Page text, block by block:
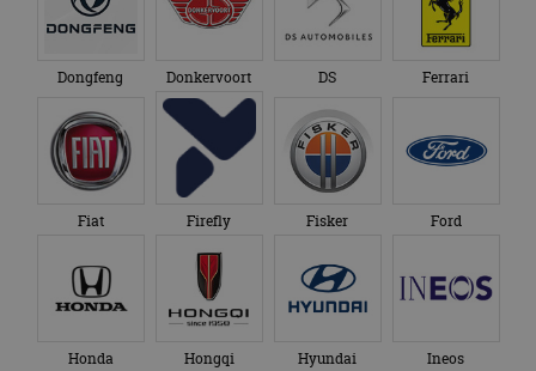
Dongfeng Donkervoort DS Ferrari
Fiat Firefly Fisker Ford
Honda Hongqi Hyundai Ineos